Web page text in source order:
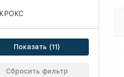
КРОКС
Показать
Сбросить фильтр